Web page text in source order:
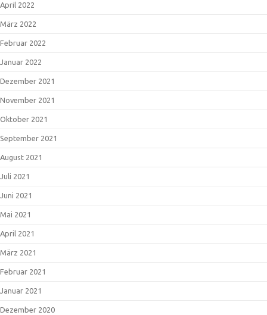
April 2022
März 2022
Februar 2022
Januar 2022
Dezember 2021
November 2021
Oktober 2021
September 2021
August 2021
Juli 2021
Juni 2021
Mai 2021
April 2021
März 2021
Februar 2021
Januar 2021
Dezember 2020